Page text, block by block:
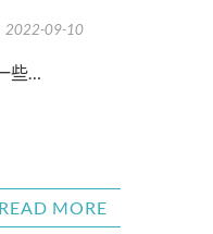
2022-09-10
些…
MORE